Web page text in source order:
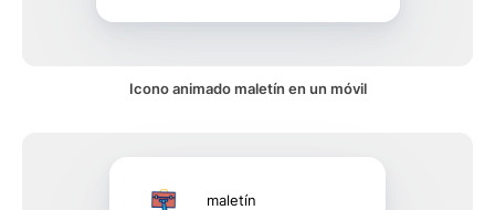
Icono animado maletín en un móvil
maletín